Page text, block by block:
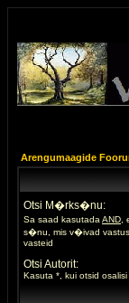
Arengumaagide
Otsi M�rks�nu:
Sa saad kasutada AND
s�nu, mis v�ivad
vasteid
Otsi Autorit:
Kasuta *, kui otsid osalisi